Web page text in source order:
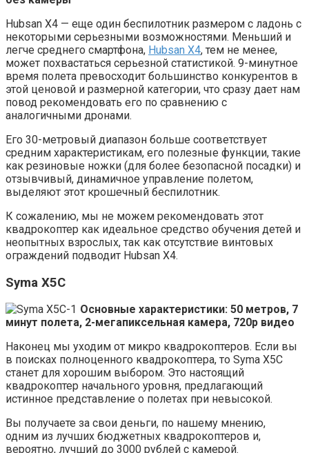
Hubsan X4 — еще один беспилотник размером с ладонь с
некоторыми серьезными возможностями. Меньший и
легче среднего смартфона, Hubsan X4, тем не менее,
может похвастаться серьезной статистикой. 9-минутное
время полета превосходит большинство конкурентов в
этой ценовой и размерной категории, что сразу дает нам
повод рекомендовать его по сравнению с
аналогичными дронами.
Его 30-метровый диапазон больше соответствует
средним характеристикам, его полезные функции, такие
как резиновые ножки (для более безопасной посадки) и
отзывчивый, динамичное управление полетом,
выделяют этот крошечный беспилотник.
К сожалению, мы не можем рекомендовать этот
квадрокоптер как идеальное средство обучения детей и
неопытных взрослых, так как отсутствие винтовых
ограждений подводит Hubsan X4.
Syma X5C
Основные характеристики: 50 метров, 7
минут полета, 2-мегапиксельная камера, 720p видео
Наконец мы уходим от микро квадрокоптеров. Если вы
в поисках полноценного квадрокоптера, то Syma X5C
станет для хорошим выбором. Это настоящий
квадрокоптер начального уровня, предлагающий
истинное представление о полетах при невысокой.
Вы получаете за свои деньги, по нашему мнению,
одним из лучших бюджетных квадрокоптеров и,
вероятно, лучший до 3000 рублей с камерой.